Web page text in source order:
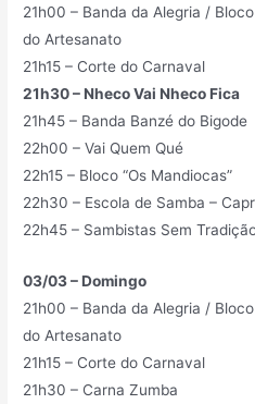
21h00 – Banda da Alegria /
do Artesanato
21h15 – Corte do Carnaval
21h30 – Nheco Vai Nheco Fica
21h45 – Banda Banzé do Bigode
22h00 – Vai Quem Qué
22h15 – Bloco “Os Mandiocas”
22h30 – Escola de Samba –
22h45 – Sambistas Sem
03/03 – Domingo
21h00 – Banda da Alegria /
do Artesanato
21h15 – Corte do Carnaval
21h30 – Carna Zumba